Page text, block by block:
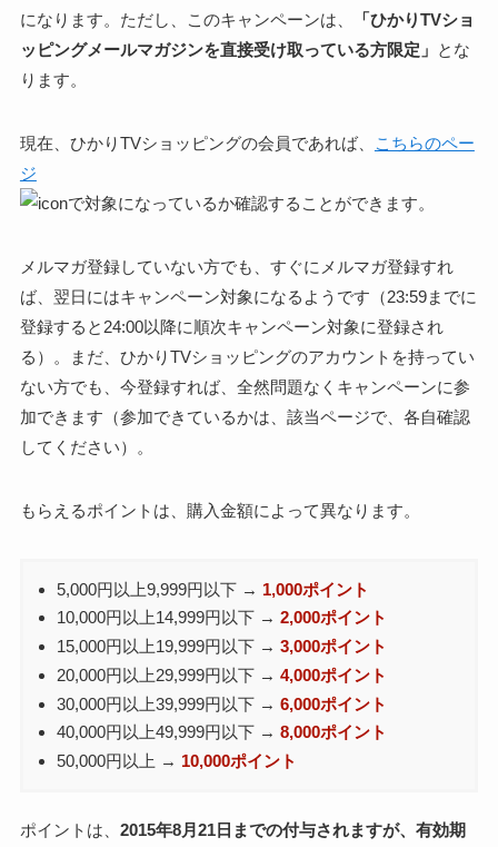
になります。ただし、このキャンペーンは、
「ひかりTVショ
ッピングメールマガジンを直接受け取っている方限定」 とな
ります。
現在、ひかりTVショッピングの会員であれば、
こちらのペー
ジ
で対象になっているか確認することができます。
メルマガ登録していない方でも、すぐにメルマガ登録すれ
ば、翌日にはキャンペーン対象になるようです（23:59までに
登録すると24:00以降に順次キャンペーン対象に登録され
る）。まだ、ひかりTVショッピングのアカウントを持ってい
ない方でも、今登録すれば、全然問題なくキャンペーンに参
加できます（参加できているかは、該当ページで、各自確認
してください）。
もらえるポイントは、購入金額によって異なります。
5,000円以上9,999円以下 → 1,000ポイント
10,000円以上14,999円以下 →2,000ポイント
15,000円以上19,999円以下 →3,000ポイント
20,000円以上29,999円以下 →4,000ポイント
30,000円以上39,999円以下 →6,000ポイント
40,000円以上49,999円以下 →8,000ポイント
50,000円以上 → 10,000ポイント
ポイントは、 2015年8月21日までの付与されますが、有効期